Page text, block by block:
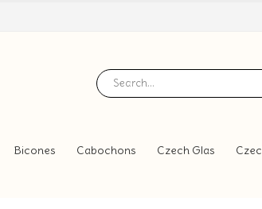
Bicones Cabochons Czech Glas